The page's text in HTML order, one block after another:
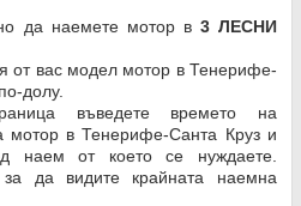
да наемете мотор в 3 ЛЕСНИ
от вас модел мотор в Тенерифе-
долу.
въведете времето на
мотор в Тенерифе-Санта Круз и
наем от което се нуждаете.
за да видите крайната наемна